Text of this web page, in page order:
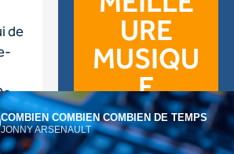
COMBIEN COMBIEN COMBIEN DE TEMPS
JONNY ARSENAULT